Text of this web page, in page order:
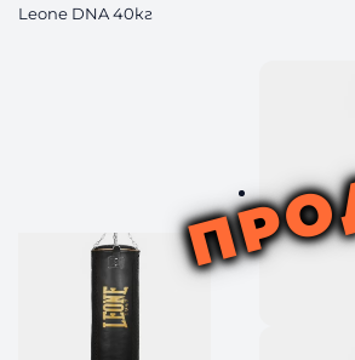
Leone DNA 40кг